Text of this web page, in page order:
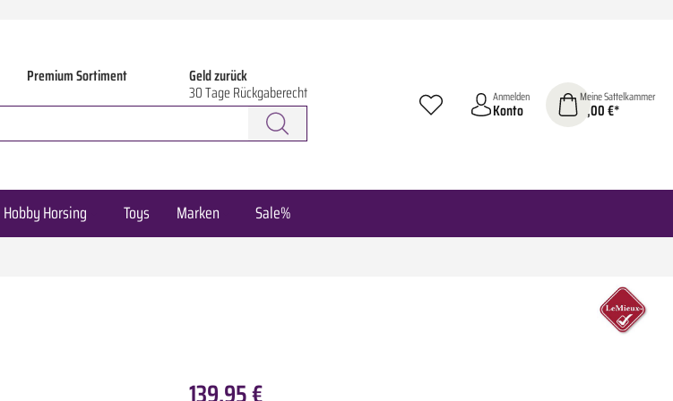
Premium Sortiment Geld zurück
30 Tage Rückgaberecht Anmelden
Konto
Meine Sattelkammer
0,00 €*
Hobby Horsing Toys Marken Sale%